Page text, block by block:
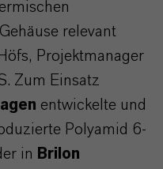
relevant
Projektmanager
Zum Einsatz
entwickelte und
Polyamid 6-
in Brilon